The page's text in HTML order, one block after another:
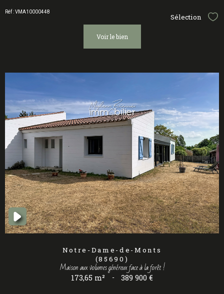
Réf : VMA10000448
Sélection
voir le bien
Notre-Dame-de-Monts
(85690)
Maison aux volumes généreux face à la forêt !
173,65 m² - 389 900 €